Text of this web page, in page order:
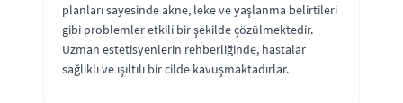
planları sayesinde akne, leke ve yaşlanma belirtileri
gibi problemler etkili bir şekilde çözülmektedir.
Uzman estetisyenlerin rehberliğinde, hastalar
sağlıklı ve ışıltılı bir cilde kavuşmaktadırlar.